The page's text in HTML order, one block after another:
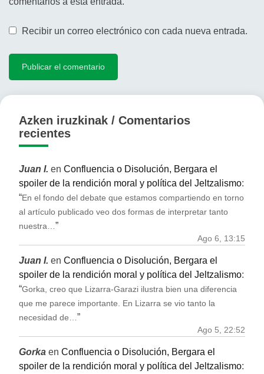
Recibir un correo electrónico con cada nueva entrada.
Azken iruzkinak / Comentarios
recientes
Juan I. en Confluencia o Disolución, Bergara el
spoiler de la rendición moral y política del Jeltzalismo:
“En el fondo del debate que estamos compartiendo en torno
al artículo publicado veo dos formas de interpretar tanto
nuestra…”
Ago 6, 13:15
Juan I. en Confluencia o Disolución, Bergara el
spoiler de la rendición moral y política del Jeltzalismo:
“Gorka, creo que Lizarra-Garazi ilustra bien una diferencia
que me parece importante. En Lizarra se vio tanto la
necesidad de… ”
Ago 5, 22:52
Gorka en Confluencia o Disolución, Bergara el
spoiler de la rendición moral y política del Jeltzalismo: